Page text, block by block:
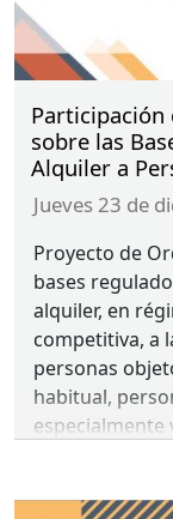
Participación
sobre las
Alquiler a
jueves 23 de
Proyecto de
bases
alquiler, en
competitiva, a
personas
habitual,
especialmente